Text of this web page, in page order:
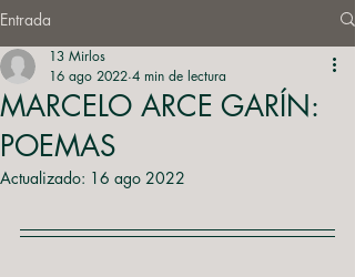
Entrada
MARCELO ARCE GARÍN:
POEMAS
13 Mirlos
16 ago 2022 4 min de lectura
Actualizado: 16 ago 2022